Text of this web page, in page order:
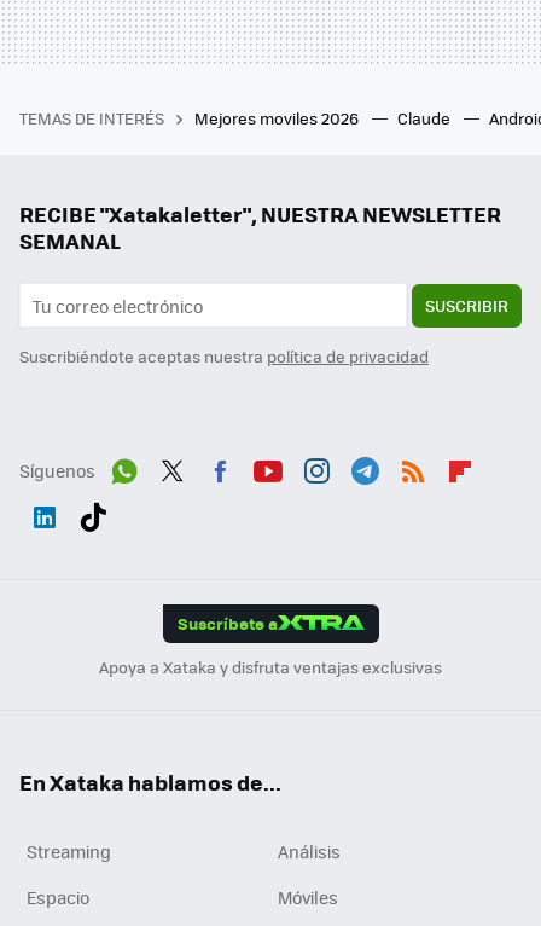
TEMAS DE INTERÉS Mejores moviles 2026 Claude
RECIBE "Xatakaletter", NUESTRA NEWSLETTER
SEMANAL
SUSCRIBIR
Suscribiéndote aceptas nuestra política de privacidad
Síguenos
Suscríbete a
Apoya a Xataka y disfruta ventajas exclusivas
En Xataka hablamos de...
Streaming
Análisis
Espacio
Móviles